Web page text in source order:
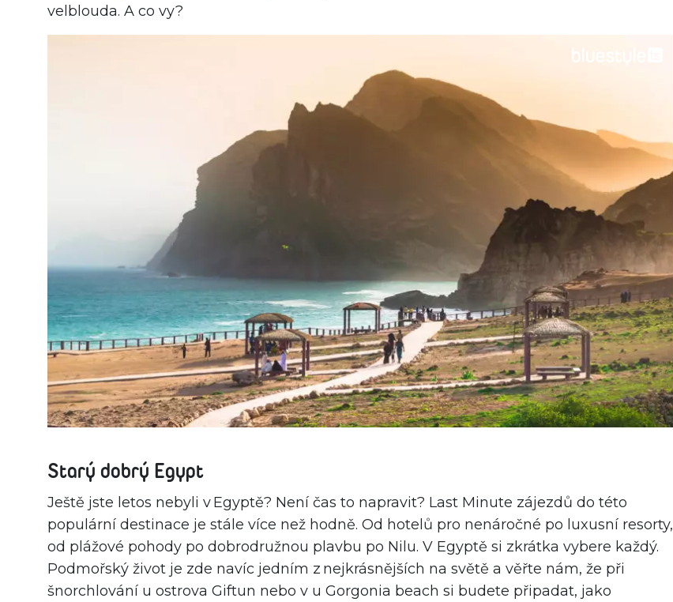
velblouda. A co vy?
Starý dobrý Egypt
Ještě jste letos nebyli v Egyptě? Není čas to napravit? Last Minute zájezdů do této
populární destinace je stále více než hodně. Od hotelů pro nenáročné po luxusní resorty,
od plážové pohody po dobrodružnou plavbu po Nilu. V Egyptě si zkrátka vybere každý.
Podmořský život je zde navíc jedním z nejkrásnějších na světě a věřte nám, že při
šnorchlování u ostrova Giftun nebo v u Gorgonia beach si budete připadat, jako